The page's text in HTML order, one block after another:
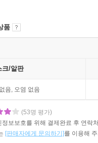
품
크/알판
음, 오염 없음
(53명 평가)
보보호를 위해 결제완료 후 연락
[판매자에게 문의하기]를 이용해